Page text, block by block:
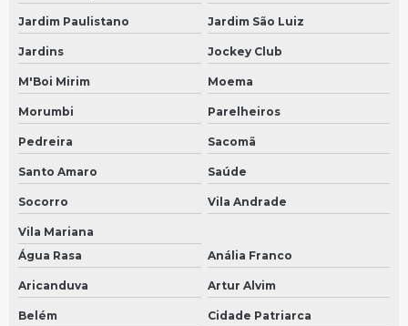
Bomba arla scania
Conserto de velocimetro digital em São Bernardo do Campo
Conserto de velocimetro digital em São Paulo
Bomba arla volvo
Conserto de velocimetro de caminhao em São Bernardo do Campo
Conserto de velocimetro de caminhao em São Paulo
Bomba dosadora
Manutenção de velocímetro em São Bernardo do Campo
Manutenção de velocímetro em São Paulo
Manutenção de velocímetro do carro em São Bernardo do Campo
Jardim Paulistano Jardim São Luiz
Jardins Jockey Club
M'Boi Mirim Moema
Morumbi Parelheiros
Pedreira Sacomã
Santo Amaro Saúde
Socorro Vila Andrade
Vila Mariana
Água Rasa
Anália Franco
Aricanduva Artur Alvim
Belém Cidade Patriarca